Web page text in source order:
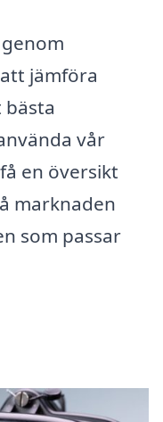
jämföra
vår
en översikt
marknaden
som passar